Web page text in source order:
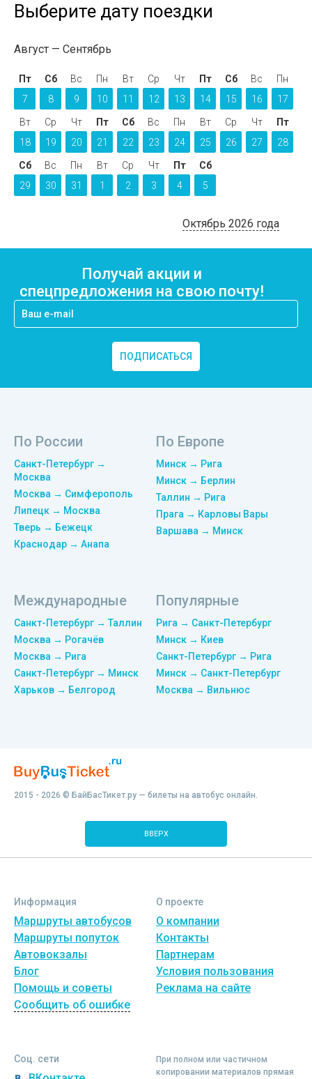
Выберите дату поездки
Август Сентябрь
Пт
7
Сб
8
Вс
9
Пн
10
Вт
11
Ср
12
Чт
13
Пт
14
Сб
15
Вс
16
Пн
17
Вт
18
Ср
19
Чт
20
Пт
21
Сб
22
Вс
23
Пн
24
Вт
25
Ср
26
Чт
27
Пт
28
Сб
29
Вс
30
Пн
31
Вт
1
Ср
2
Чт
3
Пт
4
Сб
5
Октябрь 2026 года
Получай акции и
спецпредложения на свою почту!
ПОДПИСАТЬСЯ
По России
Санкт-Петербург →
Москва
Москва → Симферополь
Липецк → Москва
Тверь → Бежецк
Краснодар → Анапа
По Европе
Минск → Рига
Минск → Берлин
Таллин → Рига
Прага → Карловы Вары
Варшава → Минск
Международные
Санкт-Петербург → Таллин
Москва → Рогачёв
Москва → Рига
Санкт-Петербург → Минск
Харьков → Белгород
Популярные
Рига → Санкт-Петербург
Минск → Киев
Санкт-Петербург → Рига
Минск → Санкт-Петербург
Москва → Вильнюс
2015 - 2026 © БайБасТикет.ру — билеты на автобус онлайн.
ВВЕРХ
Информация
Маршруты автобусов
Маршруты попуток
Автовокзалы
Блог
Помощь и советы
Сообщить об ошибке
О проекте
О компании
Контакты
Партнерам
Условия пользования
Реклама на сайте
Соц. сети
При полном или частичном
копировании материалов прямая